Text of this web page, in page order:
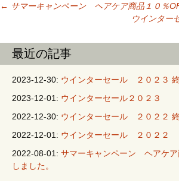
投稿ナビ
ョン
← サマーキャンペーン ヘアケア商品１０％
ウインター
最近の記事
2023-12-30: ウインターセール ２０２３ 終
2023-12-01: ウインターセール２０２３
2022-12-30: ウインターセール ２０２２ 終
2022-12-01: ウインターセール ２０２２
2022-08-01: サマーキャンペーン ヘアケ
しました。